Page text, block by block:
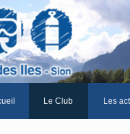
Le Club Les